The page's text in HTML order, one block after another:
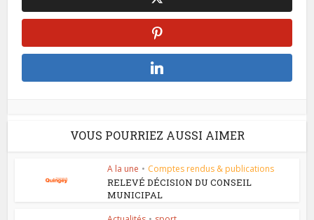
VOUS POURRIEZ AUSSI AIMER
A la une • Comptes rendus & publications
RELEVÉ DÉCISION DU CONSEIL
MUNICIPAL